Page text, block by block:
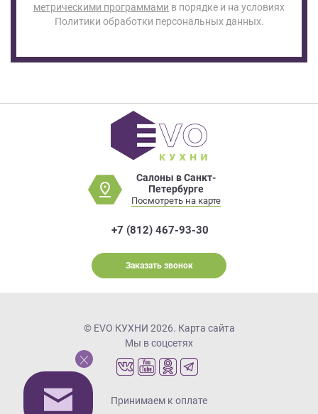
метрическими программами в порядке и на условиях
Политики обработки персональных данных.
Салоны в Санкт-
Петербурге
Посмотреть на карте
+7 (812) 467-93-30
Заказать звонок
© EVO КУХНИ 2026. Карта сайта
Мы в соцсетях
Принимаем к оплате